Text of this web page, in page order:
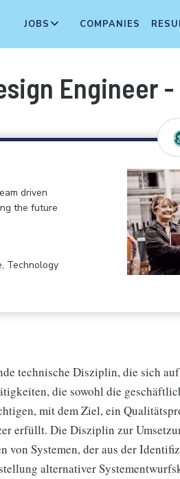
JOBS COMPANIES
Engineer -
driven
the future
Technology
technische Disziplin, die sich
die sowohl die
mit dem Ziel, ein
erfüllt. Die Disziplin zur
von Systemen, der aus der
alternativer